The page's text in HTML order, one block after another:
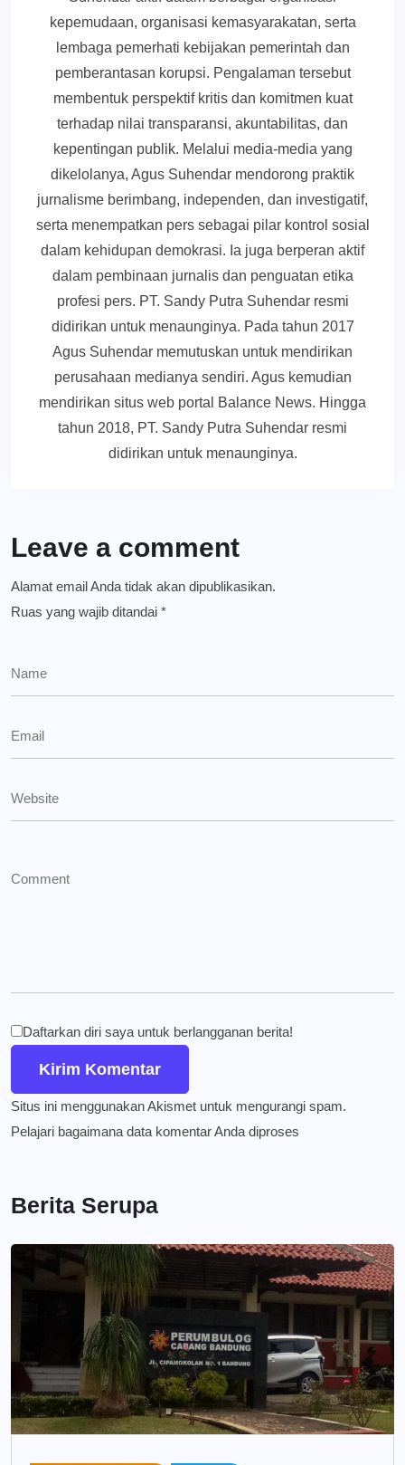
kepemudaan, organisasi kemasyarakatan, serta
lembaga pemerhati kebijakan pemerintah dan
pemberantasan korupsi. Pengalaman tersebut
membentuk perspektif kritis dan komitmen kuat
terhadap nilai transparansi, akuntabilitas, dan
kepentingan publik. Melalui media-media yang
dikelolanya, Agus Suhendar mendorong praktik
jurnalisme berimbang, independen, dan investigatif,
serta menempatkan pers sebagai pilar kontrol sosial
dalam kehidupan demokrasi. Ia juga berperan aktif
dalam pembinaan jurnalis dan penguatan etika
profesi pers. PT. Sandy Putra Suhendar resmi
didirikan untuk menaunginya. Pada tahun 2017
Agus Suhendar memutuskan untuk mendirikan
perusahaan medianya sendiri. Agus kemudian
mendirikan situs web portal Balance News. Hingga
tahun 2018, PT. Sandy Putra Suhendar resmi
didirikan untuk menaunginya.
Leave a comment
Alamat email Anda tidak akan dipublikasikan.
Ruas yang wajib ditandai *
Daftarkan diri saya untuk berlangganan berita!
Situs ini menggunakan Akismet untuk mengurangi spam.
Pelajari bagaimana data komentar Anda diproses
Berita Serupa